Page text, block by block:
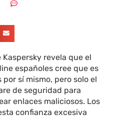
revela que el
españoles cree que es
sí mismo, pero solo el
de seguridad para
enlaces maliciosos. Los
confianza excesiva